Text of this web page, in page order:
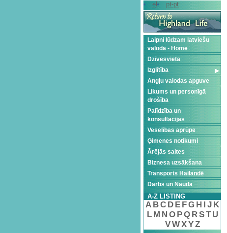
el pt-pt
Laipni lūdzam latviešu
valodā - Home
Dzīvesvieta
Izglītība
Angļu valodas apguve
Likums un personīgā
drošība
Palīdzība un
konsultācijas
Veselības aprūpe
Ģimenes notikumi
Ārējās saites
Biznesa uzsākšana
Transports Hailandē
Darbs un Nauda
A-Z LISTING
A BC D E FG H I J K
L M N O PQ RST U
VWXYZ